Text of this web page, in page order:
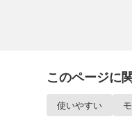
このページに
使いやすい